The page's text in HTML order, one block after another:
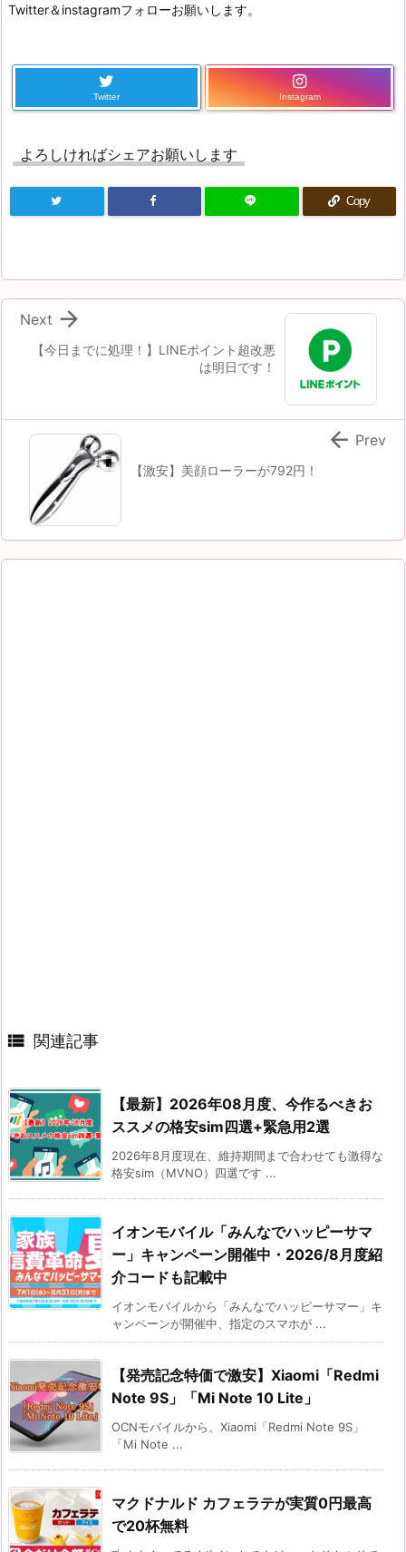
Twitter＆instagramフォローお願いします。
Twitter Instagram
よろしければシェアお願いします
Copy
【今日までに処理！】LINEポイント超改悪
は明日です！

Next
【激安】美顔ローラーが792円！
 Prev
 関連記事
【最新】2026年08月度、今作るべきお
ススメの格安sim四選+緊急用2選
2026年8月度現在、維持期間まで合わせても激得な
格安sim（MVNO）四選です ...
イオンモバイル「みんなでハッピーサマ
ー」キャンペーン開催中・2026/8月度紹
介コードも記載中
イオンモバイルから「みんなでハッピーサマー」キ
ャンペーンが開催中、指定のスマホが ...
【発売記念特価で激安】Xiaomi「Redmi
Note 9S」「Mi Note 10 Lite」
OCNモバイルから、Xiaomi「Redmi Note 9S」
「Mi Note ...
マクドナルド カフェラテが実質0円最高
で20杯無料